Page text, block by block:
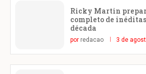
Ricky Martin
completo de
década
por redacao 3 de